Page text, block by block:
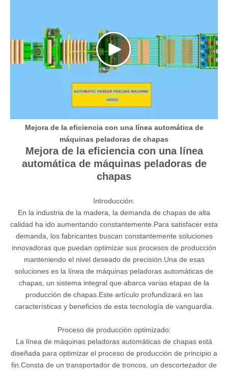
Mejora de la eficiencia con una línea automática de
máquinas peladoras de chapas
Mejora de la eficiencia con una línea
automática de máquinas peladoras de
chapas
Introducción:
En la industria de la madera, la demanda de chapas de alta
calidad ha ido aumentando constantemente.Para satisfacer esta
demanda, los fabricantes buscan constantemente soluciones
innovadoras que puedan optimizar sus procesos de producción
manteniendo el nivel deseado de precisión.Una de esas
soluciones es la línea de máquinas peladoras automáticas de
chapas, un sistema integral que abarca varias etapas de la
producción de chapas.Este artículo profundizará en las
características y beneficios de esta tecnología de vanguardia.
Proceso de producción optimizado:
La línea de máquinas peladoras automáticas de chapas está
diseñada para optimizar el proceso de producción de principio a
fin.Consta de un transportador de troncos, un descortezador de